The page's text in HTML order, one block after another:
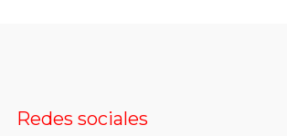
Redes sociales